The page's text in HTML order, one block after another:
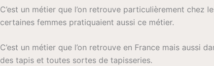
C’est un métier que l’on retrouve particulièrement chez
certaines femmes pratiquaient aussi ce métier.
C’est un métier que l’on retrouve en France mais aussi
des tapis et toutes sortes de tapisseries.